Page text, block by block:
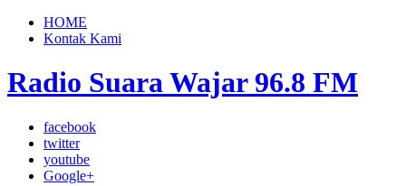
HOME
Kontak Kami
Radio Suara Wajar 96.8 FM
facebook
twitter
youtube
Google+